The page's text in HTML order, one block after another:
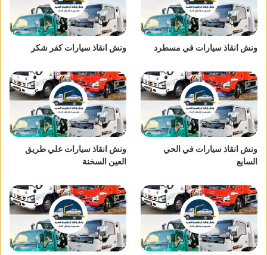
ونش انقاذ سيارات في مسطرد ونش انقاذ سيارات كفر شكر
ونش انقاذ سيارات في الحي
السابع
ونش انقاذ سيارات علي طريق
العين السخنة